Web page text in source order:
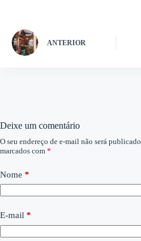
ANTERIOR
Deixe um comentário
O seu endereço de e-mail não será publicado.
marcados com *
Nome *
E-mail *